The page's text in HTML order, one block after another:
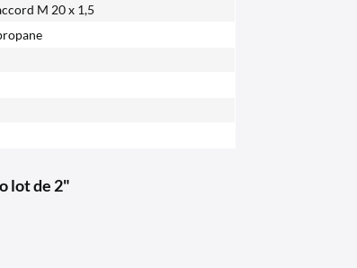
M 20 x 1,5
lot de 2"